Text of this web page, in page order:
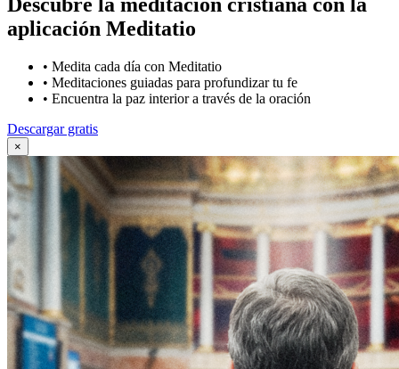
Descubre la meditación cristiana con la
aplicación Meditatio
• Medita cada día con Meditatio
• Meditaciones guiadas para profundizar tu fe
• Encuentra la paz interior a través de la oración
Descargar gratis
×